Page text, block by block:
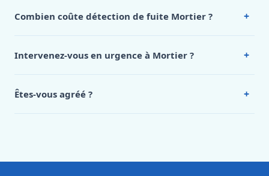
Combien coûte détection de fuite Mortier ? +
appelez le 0472 53 24 26.
Intervenez-vous en urgence à Mortier ? +
Êtes-vous agréé ? +